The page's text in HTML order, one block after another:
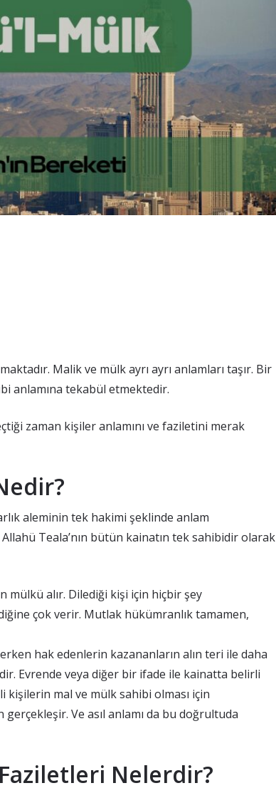
Malik ve mülk ayrı ayrı anlamları taşır. Bir
anlamına tekabül etmektedir.
zaman kişiler anlamını ve faziletini merak
aleminin tek hakimi şeklinde anlam
Teala’nın bütün kainatın tek sahibidir olarak
mülkü alır. Dilediği kişi için hiçbir şey
çok verir. Mutlak hükümranlık tamamen,
hak edenlerin kazananların alın teri ile daha
Evrende veya diğer bir ifade ile kainatta belirli
kişilerin mal ve mülk sahibi olması için
Ve asıl anlamı da bu doğrultuda
Nelerdir?